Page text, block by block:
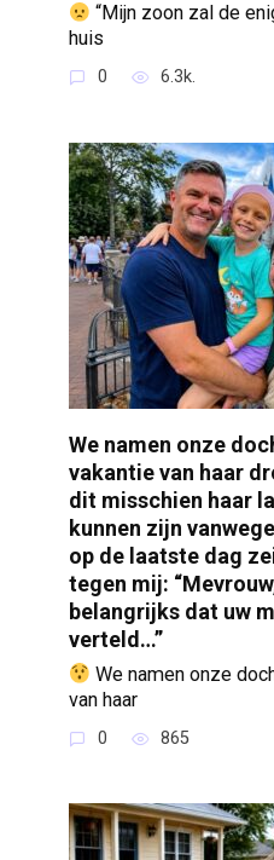
“Mijn zoon zal de
huis
0 6.3k.
We namen onze
vakantie van haar
dit misschien haar
kunnen zijn
op de laatste dag
tegen mij:
belangrijks dat uw
verteld…”
We namen onze
van haar
0 865